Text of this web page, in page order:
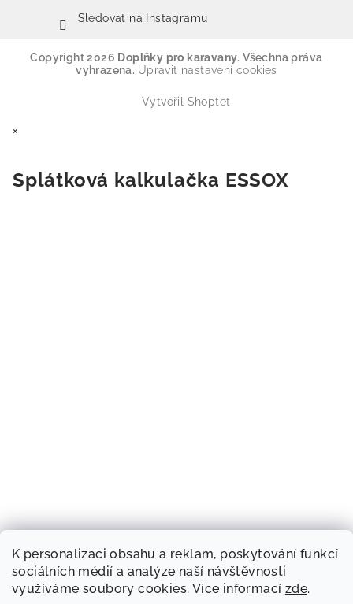
K personalizaci obsahu a reklam, poskytování funkcí
sociálních médií a analýze naší návštěvnosti
využíváme soubory cookies. Více informací zde.
Sledovat na Instagramu
Copyright 2026 Doplňky pro karavany. Všechna práva
vyhrazena. Upravit nastavení cookies
Vytvořil Shoptet
×
Splátková kalkulačka ESSOX